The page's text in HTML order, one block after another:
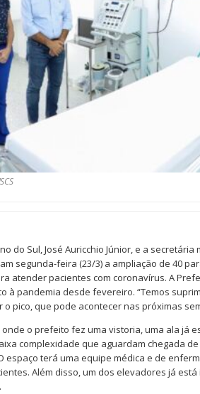
do Sul, José Auricchio Júnior, e a secretária
segunda-feira (23/3) a ampliação de 40
atender pacientes com coronavírus. A
à pandemia desde fevereiro. “Temos
pico, que pode acontecer nas próximas
o prefeito fez uma vistoria, uma ala já
complexidade que aguardam chegada
espaço terá uma equipe médica e de
Além disso, um dos elevadores já